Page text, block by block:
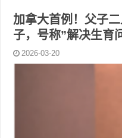
加拿大首例！父子
子，号称”解决生育
2026-03-20